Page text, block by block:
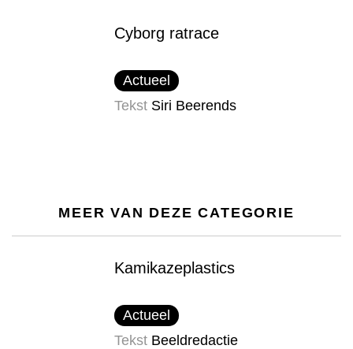
Cyborg ratrace
Actueel
Tekst Siri Beerends
MEER VAN DEZE CATEGORIE
Kamikazeplastics
Actueel
Tekst Beeldredactie